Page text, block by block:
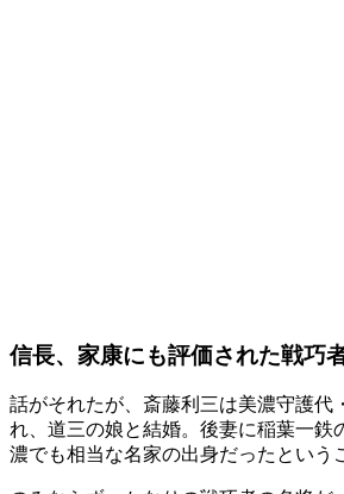
信長、家康にも評価された戦巧
話がそれたが、斎藤利三は美濃守護代
れ、道三の娘と結婚。後妻に稲葉一鉄
濃でも相当な名家の出身だったという